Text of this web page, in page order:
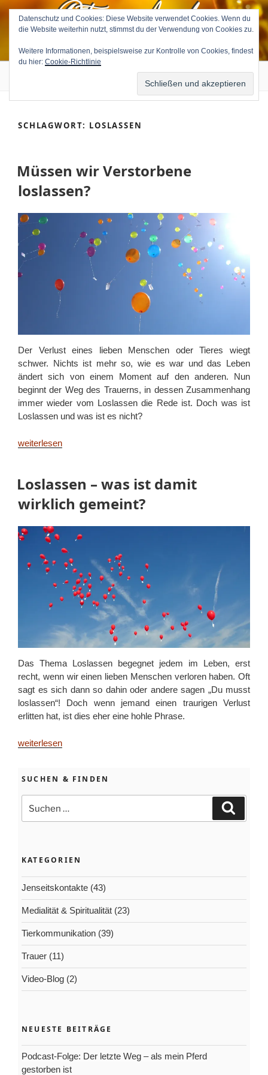
Zum
Inhalt
springen
Petra Avila
SCHLAGWORT: LOSLASSEN
Müssen wir Verstorbene
loslassen?
Der Verlust eines lieben Menschen oder Tieres wiegt
schwer. Nichts ist mehr so, wie es war und das Leben
ändert sich von einem Moment auf den anderen. Nun
beginnt der Weg des Trauerns, in dessen Zusammenhang
immer wieder vom Loslassen die Rede ist. Doch was ist
Loslassen und was ist es nicht?
„Müssen
loslassen?“
weiterlesen
Loslassen – was ist damit
wirklich gemeint?
Das Thema Loslassen begegnet jedem im Leben, erst
recht, wenn wir einen lieben Menschen verloren haben. Oft
sagt es sich dann so dahin oder andere sagen „Du musst
loslassen“! Doch wenn jemand einen traurigen Verlust
erlitten hat, ist dies eher eine hohle Phrase.
„Loslassen
ist
damit
wirklich
gemeint?“
weiterlesen
SUCHEN & FINDEN
nach:
KATEGORIEN
Jenseitskontakte (43)
Medialität & Spiritualität (23)
Tierkommunikation (39)
Trauer (11)
Video-Blog (2)
NEUESTE BEITRÄGE
Podcast-Folge: Der letzte Weg – als mein Pferd
gestorben ist
Datenschutz und Cookies: Diese Website verwendet Cookies. Wenn du
die Website weiterhin nutzt, stimmst du der Verwendung von Cookies zu.
Weitere Informationen, beispielsweise zur Kontrolle von Cookies, findest
du hier: Cookie-Richtlinie